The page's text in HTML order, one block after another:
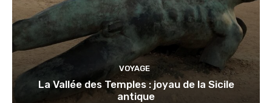
VOYAGE
La Vallée des Temples : joyau de la Sicile
antique